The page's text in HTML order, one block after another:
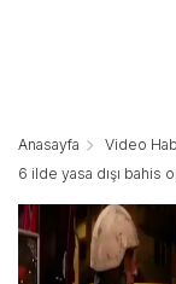
Anasayfa Video
6 ilde yasa dışı bahis